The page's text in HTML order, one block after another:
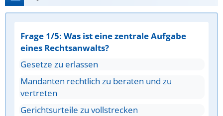
Frage 1/5: Was ist eine zentrale Aufgabe
eines Rechtsanwalts?
Gesetze zu erlassen
Mandanten rechtlich zu beraten und zu
vertreten
Gerichtsurteile zu vollstrecken